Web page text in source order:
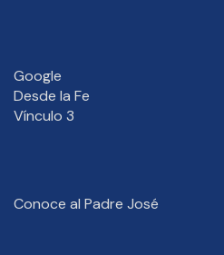
Google
Desde la Fe
Vínculo 3
Conoce al Padre José